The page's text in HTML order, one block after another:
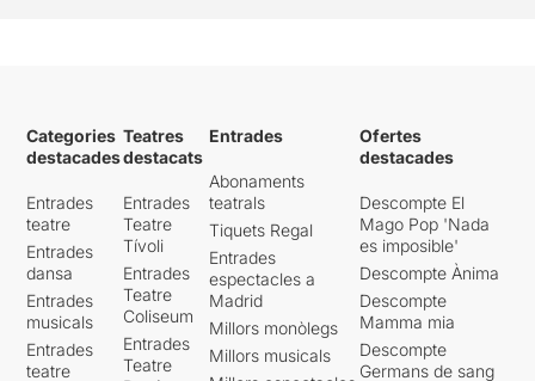
Categories
destacades
Entrades
teatre
Entrades
dansa
Entrades
musicals
Entrades
teatre
Teatres
destacats
Entrades
Teatre
Tívoli
Entrades
Teatre
Coliseum
Entrades
Teatre
Entrades
Abonaments
teatrals
Tiquets Regal
Entrades
espectacles a
Madrid
Millors monòlegs
Millors musicals
Ofertes
destacades
Descompte El
Mago Pop 'Nada
es imposible'
Descompte Ànima
Descompte
Mamma mia
Descompte
Germans de sang